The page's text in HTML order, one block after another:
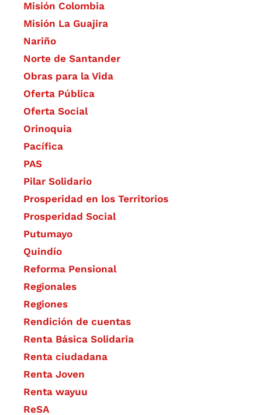
Misión Colombia
Misión La Guajira
Nariño
Norte de Santander
Obras para la Vida
Oferta Pública
Oferta Social​​
Orinoquia
Pacífica
PAS
Pilar Solidario
Prosperidad en los Territorios
Prosperidad Social
Putumayo
Quindío
Reforma Pensional
Regionales
Regiones
Rendición de cuentas
Renta Básica Solidaria
Renta ciudadana
Renta Joven
Renta wayuu
ReSA